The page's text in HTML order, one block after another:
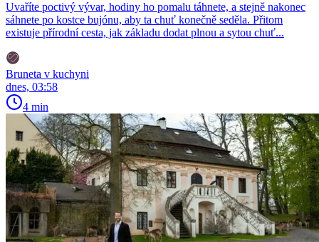
Uvaříte poctivý vývar, hodiny ho pomalu táhnete, a stejně nakonec
sáhnete po kostce bujónu, aby ta chuť konečně seděla. Přitom
existuje přírodní cesta, jak základu dodat plnou a sytou chuť...
Bruneta v kuchyni
dnes, 03:58
4 min